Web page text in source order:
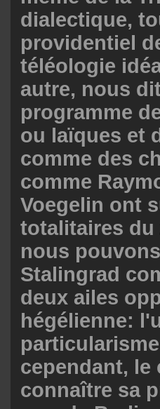
dialectique,
providentiel
téléologie
autre, nous
programme
ou laïques et
comme des
comme
Voegelin ont
totalitaires du
nous
Stalingrad
deux ailes
hégélienne:
cependant,
connaître sa